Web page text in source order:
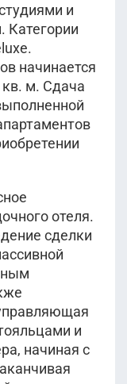
и
Категории
начинается
кв. м. Сдача
отеля.
сделки
и
начиная с